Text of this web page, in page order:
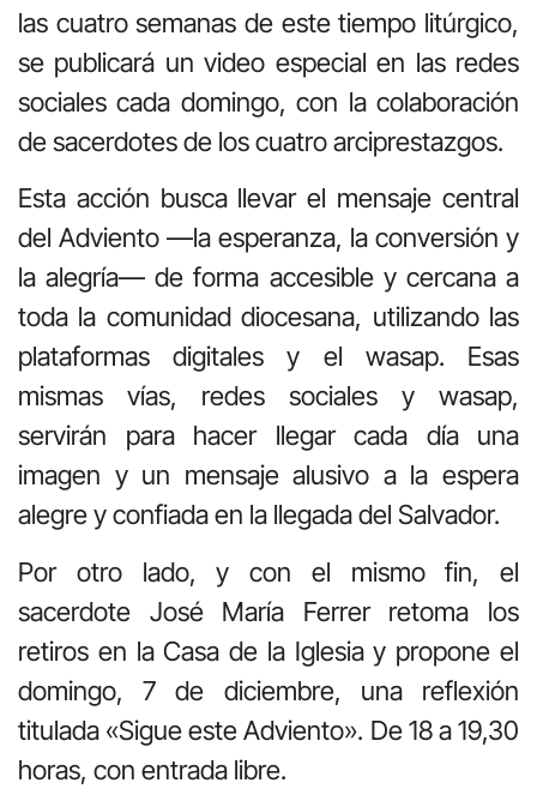
las cuatro semanas de este tiempo litúrgico,
se publicará un video especial en las redes
sociales cada domingo, con la colaboración
de sacerdotes de los cuatro arciprestazgos.
Esta acción busca llevar el mensaje central
del Adviento —la esperanza, la conversión y
la alegría— de forma accesible y cercana a
toda la comunidad diocesana, utilizando las
plataformas digitales y el wasap. Esas
mismas vías, redes sociales y wasap,
servirán para hacer llegar cada día una
imagen y un mensaje alusivo a la espera
alegre y confiada en la llegada del Salvador.
Por otro lado, y con el mismo fin, el
sacerdote José María Ferrer retoma los
retiros en la Casa de la Iglesia y propone el
domingo, 7 de diciembre, una reflexión
titulada «Sigue este Adviento». De 18 a 19,30
horas, con entrada libre.